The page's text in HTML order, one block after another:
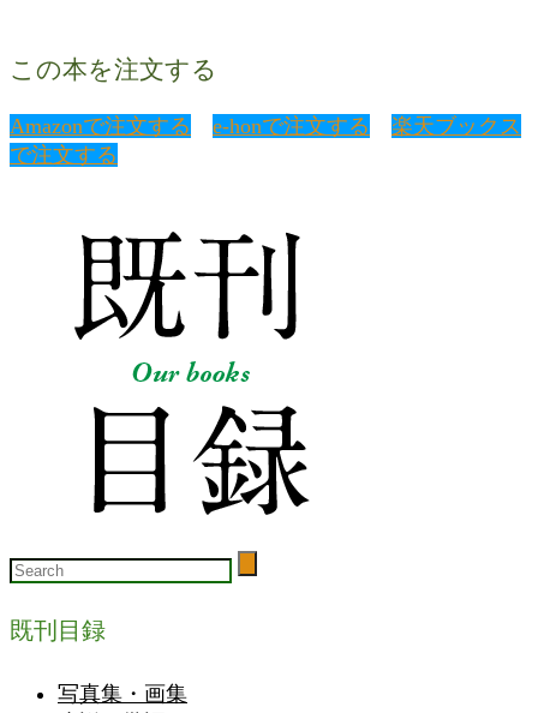
この本を注文する
Amazonで注文する e-honで注文する
楽天ブックス
で注文する
既刊目録
写真集・画集